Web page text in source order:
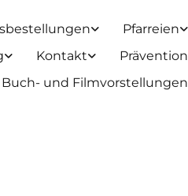
Pfarreien
Kontakt
Prävention
Buch- und Filmvorstellungen